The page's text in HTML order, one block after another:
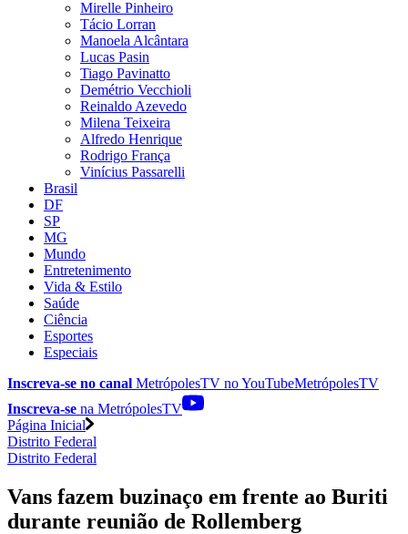
Mirelle Pinheiro
Tácio Lorran
Manoela Alcântara
Lucas Pasin
Tiago Pavinatto
Demétrio Vecchioli
Reinaldo Azevedo
Milena Teixeira
Alfredo Henrique
Rodrigo França
Vinícius Passarelli
Brasil
DF
SP
MG
Mundo
Entretenimento
Vida & Estilo
Saúde
Ciência
Esportes
Especiais
Inscreva-se no canal MetrópolesTV noYouTubeMetrópolesTV
Inscreva-se na MetrópolesTV
Página Inicial
Distrito Federal
Distrito Federal
Vans fazem buzinaço em frente ao Buriti
durante reunião de Rollemberg